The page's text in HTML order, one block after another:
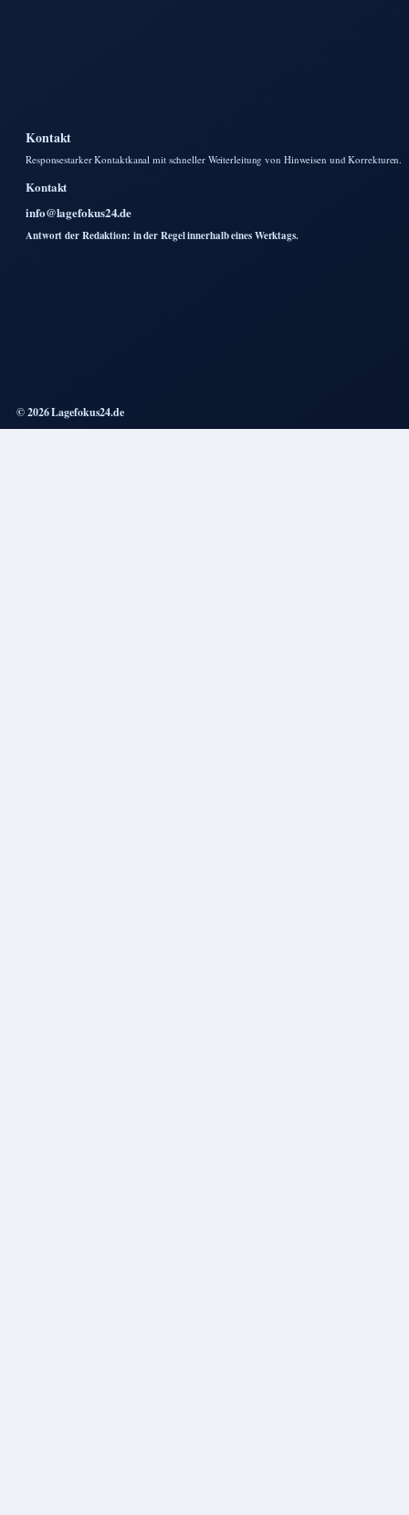
Kontakt
Responsestarker Kontaktkanal mit schneller Weiterleitung von Hinweisen und Korrekturen.
Kontakt
info@lagefokus24.de
Antwort der Redaktion: in der Regel innerhalb eines Werktags.
© 2026 Lagefokus24.de